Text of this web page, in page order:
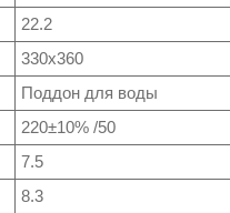
22.2
330x360
Под­дон для воды
220±10% /50
7.5
8.3